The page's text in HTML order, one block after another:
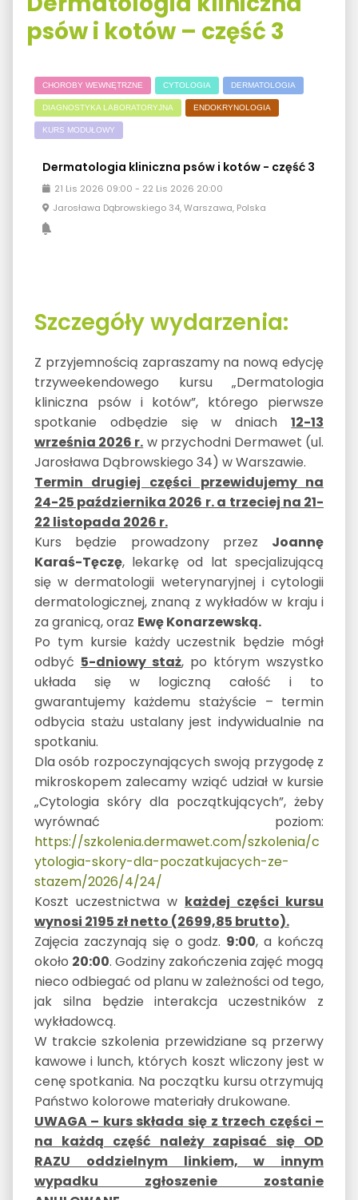
psów i kotów – część 3
CHOROBY WEWNĘTRZNE CYTOLOGIA DERMATOLOGIA
DIAGNOSTYKA LABORATORYJNA ENDOKRYNOLOGIA
KURS MODUŁOWY
Dermatologia kliniczna psów i kotów - część 3
21 Lis 2026 09:00 - 22 Lis 2026 20:00
Jarosława Dąbrowskiego 34, Warszawa, Polska
Szczegóły wydarzenia:
Z przyjemnością zapraszamy na nową edycję
trzyweekendowego kursu „Dermatologia
kliniczna psów i kotów”, którego pierwsze
spotkanie odbędzie się w dniach12-13
września 2026 r. w przychodni Dermawet (ul.
Jarosława Dąbrowskiego 34) w Warszawie.
Termin drugiej części przewidujemy na
24-25 października 2026 r. a trzeciej na 21-
22 listopada 2026 r.
Kurs będzie prowadzony przez Joannę
Karaś-Tęczę, lekarkę od lat specjalizującą
się w dermatologii weterynaryjnej i cytologii
dermatologicznej, znaną z wykładów w kraju i
za granicą, oraz Ewę Konarzewską.
Po tym kursie każdy uczestnik będzie mógł
odbyć 5-dniowy staż, po którym wszystko
układa się w logiczną całość i to
gwarantujemy każdemu stażyście – termin
odbycia stażu ustalany jest indywidualnie na
spotkaniu.
Dla osób rozpoczynających swoją przygodę z
mikroskopem zalecamy wziąć udział w kursie
„Cytologia skóry dla początkujących”, żeby
wyrównać poziom:
https://szkolenia.dermawet.com/szkolenia/c
ytologia-skory-dla-poczatkujacych-ze-
stazem/2026/4/24/
Koszt uczestnictwa w każdej części kursu
wynosi 2195 zł netto (2699,85 brutto).
Zajęcia zaczynają się o godz. 9:00, a kończą
około 20:00. Godziny zakończenia zajęć mogą
nieco odbiegać od planu w zależności od tego,
jak silna będzie interakcja uczestników z
wykładowcą.
W trakcie szkolenia przewidziane są przerwy
kawowe i lunch, których koszt wliczony jest w
cenę spotkania. Na początku kursu otrzymują
Państwo kolorowe materiały drukowane.
UWAGA – kurs składa się z trzech części –
na każdą część należy zapisać się OD
RAZU oddzielnym linkiem, w innym
wypadku zgłoszenie zostanie